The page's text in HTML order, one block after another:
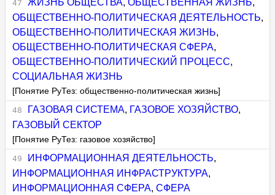
ЖИЗНЬ ОБЩЕСТВА, ОБЩЕСТВЕННАЯ ЖИЗНЬ,
ОБЩЕСТВЕННО-ПОЛИТИЧЕСКАЯ ДЕЯТЕЛЬНОСТЬ,
ОБЩЕСТВЕННО-ПОЛИТИЧЕСКАЯ ЖИЗНЬ,
ОБЩЕСТВЕННО-ПОЛИТИЧЕСКАЯ СФЕРА,
ОБЩЕСТВЕННО-ПОЛИТИЧЕСКИЙ ПРОЦЕСС,
СОЦИАЛЬНАЯ ЖИЗНЬ
[Понятие РуТез: общественно-политическая жизнь]
ГАЗОВАЯ СИСТЕМА, ГАЗОВОЕ ХОЗЯЙСТВО,
ГАЗОВЫЙ СЕКТОР
[Понятие РуТез: газовое хозяйство]
ИНФОРМАЦИОННАЯ ДЕЯТЕЛЬНОСТЬ,
ИНФОРМАЦИОННАЯ ИНФРАСТРУКТУРА,
ИНФОРМАЦИОННАЯ СФЕРА,СФЕРА